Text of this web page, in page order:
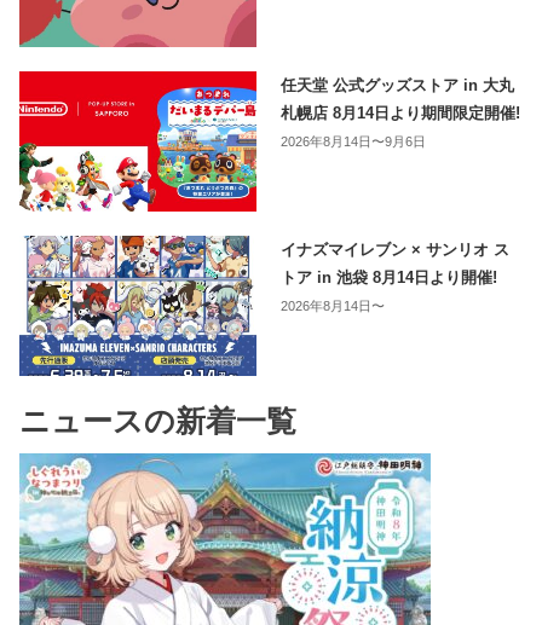
任天堂 公式グッズストア in 大丸
札幌店 8月14日より期間限定開催!
2026年8月14日〜9月6日
イナズマイレブン × サンリオ ス
トア in 池袋 8月14日より開催!
2026年8月14日〜
ニュースの新着一覧